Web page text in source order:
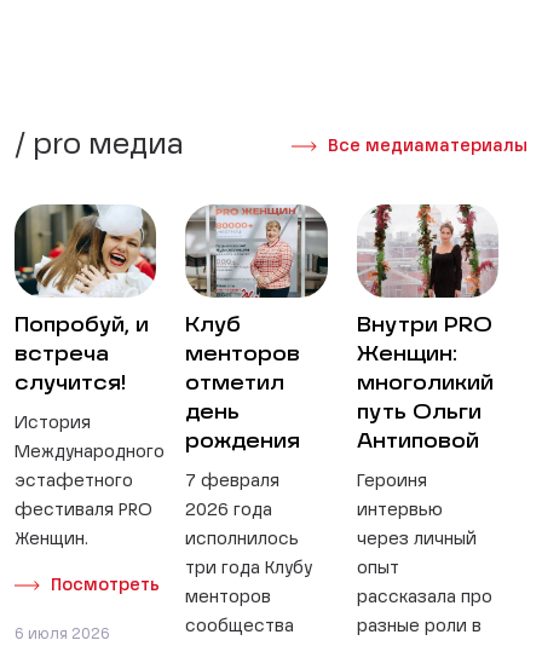
/ pro медиа Все медиаматериалы
Попробуй, и
встреча
случится!
История
Международного
эстафетного
фестиваля PRO
Женщин.
Посмотреть
6 июля 2026
Клуб
менторов
отметил
день
рождения
7 февраля
2026 года
исполнилось
три года Клубу
менторов
сообщества
Внутри PRO
Женщин:
многоликий
путь Ольги
Антиповой
Героиня
интервью
через личный
опыт
рассказала про
разные роли в